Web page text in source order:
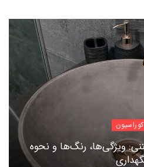
ویژگی‌ها، رنگ‌ها و نحوه